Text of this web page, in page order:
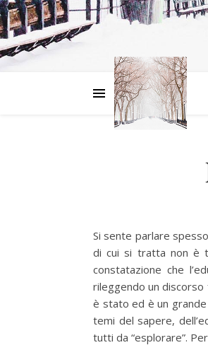
Si sente parlare
di cui si tratta non è
constatazione che
rileggendo un discorso
è stato ed è un
temi del sapere,
tutti da “esplorare”.